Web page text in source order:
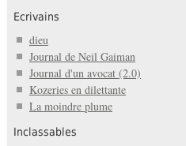
Ecrivains
dieu
Journal de Neil Gaiman
Journal d'un avocat (2.0)
Kozeries en dilettante
La moindre plume
Inclassables